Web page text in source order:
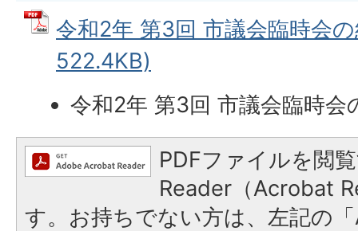
令和2年 第3回 市議会臨時会
522.4KB)
令和2年 第3回 市議会臨時会
PDFファイルを閲
Reader（Acrobat
す。お持ちでない方は、左記の